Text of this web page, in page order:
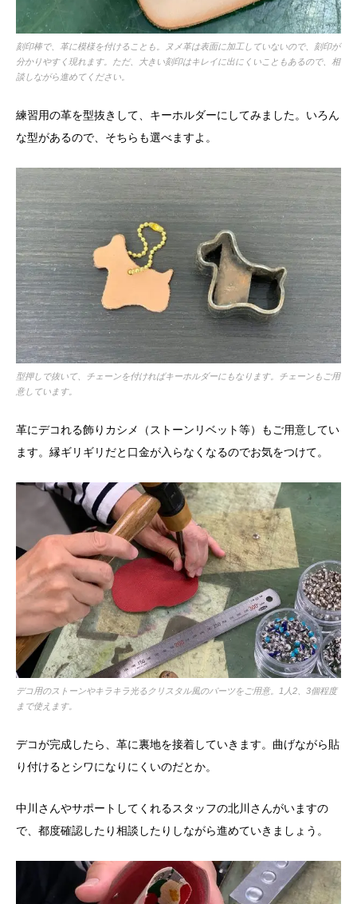
刻印棒で、革に模様を付けることも。ヌメ革は表面に加工していないので、刻印が
分かりやすく現れます。ただ、大きい刻印はキレイに出にくいこともあるので、相
談しながら進めてください。
練習用の革を型抜きして、キーホルダーにしてみました。いろん
な型があるので、そちらも選べますよ。
型押しで抜いて、チェーンを付ければキーホルダーにもなります。チェーンもご用
意しています。
革にデコれる飾りカシメ（ストーンリベット等）もご用意してい
ます。縁ギリギリだと口金が入らなくなるのでお気をつけて。
デコ用のストーンやキラキラ光るクリスタル風のパーツをご用意。1人2、3個程度
まで使えます。
デコが完成したら、革に裏地を接着していきます。曲げながら貼
り付けるとシワになりにくいのだとか。
中川さんやサポートしてくれるスタッフの北川さんがいますの
で、都度確認したり相談したりしながら進めていきましょう。